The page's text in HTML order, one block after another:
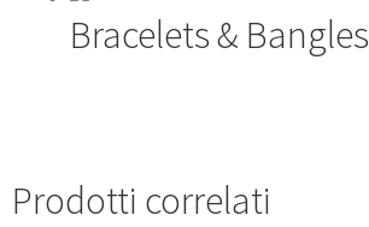
Bracelets & Bangles
Prodotti correlati